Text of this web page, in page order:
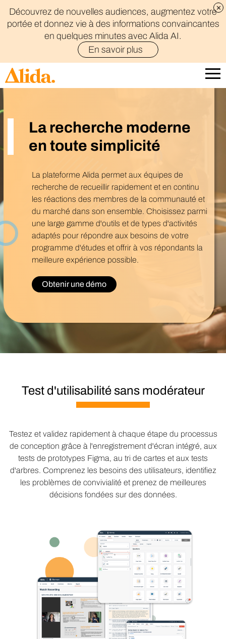
Découvrez de nouvelles audiences, augmentez votre
portée et donnez vie à des informations convaincantes
en quelques minutes avec Alida AI.
En savoir plus
La recherche moderne
en toute simplicité
La plateforme Alida permet aux équipes de
recherche de recueillir rapidement et en continu
les réactions des membres de la communauté et
du marché dans son ensemble. Choisissez parmi
une large gamme d'outils et de types d'activités
adaptés pour répondre aux besoins de votre
programme d'études et offrir à vos répondants la
meilleure expérience possible.
Obtenir une démo
Test d'utilisabilité sans modérateur
Testez et validez rapidement à chaque étape du processus
de conception grâce à l'enregistrement d'écran intégré, aux
tests de prototypes Figma, au tri de cartes et aux tests
d'arbres. Comprenez les besoins des utilisateurs, identifiez
les problèmes de convivialité et prenez de meilleures
décisions fondées sur des données.